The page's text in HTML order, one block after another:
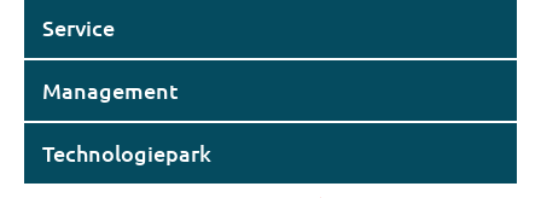
Service
Management
Technologiepark